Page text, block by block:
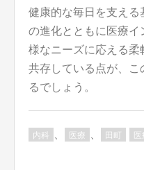
健康的な毎日を支え
の進化とともに医療イ
様なニーズに応える
共存している点が、こ
るでしょう。
内科 医療 田町 医